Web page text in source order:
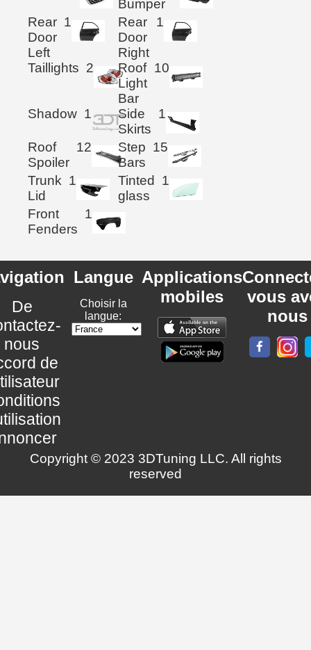
Bumper
Rear
Door
Left
1
Rear
Door
Right
1
Taillights 2
Roof
Light
Bar
10
Shadow 1
Side
Skirts
1
Roof
Spoiler
12
Step
Bars
15
Trunk
Lid
1
Tinted
glass
1
Front
Fenders
1
De
nous
de
Langue
Choisir la
langue:
Applications
mobiles
vous
nous
Copyright © 2023 3DTuning LLC. All rights
reserved